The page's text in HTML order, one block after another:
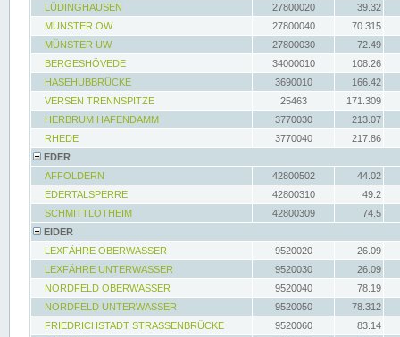
LÜDINGHAUSEN
27800020
39.32
MÜNSTER OW
27800040
70.315
MÜNSTER UW
27800030
72.49
BERGESHÖVEDE
34000010
108.26
HASEHUBBRÜCKE
3690010
166.42
VERSEN TRENNSPITZE
25463
171.309
HERBRUM HAFENDAMM
3770030
213.07
RHEDE
3770040
217.86
EDER
AFFOLDERN
42800502
44.02
EDERTALSPERRE
42800310
49.2
SCHMITTLOTHEIM
42800309
74.5
EIDER
LEXFÄHRE OBERWASSER
9520020
26.09
LEXFÄHRE UNTERWASSER
9520030
26.09
NORDFELD OBERWASSER
9520040
78.19
NORDFELD UNTERWASSER
9520050
78.312
FRIEDRICHSTADT STRASSENBRÜCKE
9520060
83.14